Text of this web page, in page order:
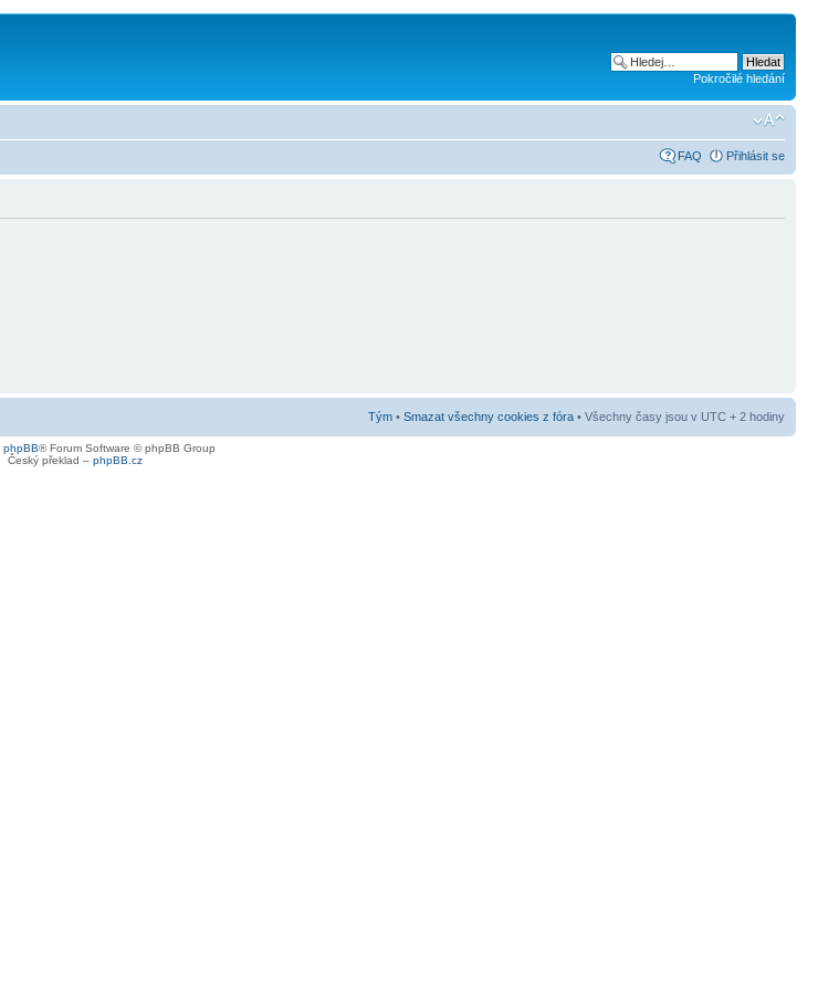
Pokročilé hledání
FAQ Přihlásit se
Tým • Smazat všechny cookies z fóra • Všechny časy jsou v UTC + 2 hodiny
phpBB® Forum Software © phpBB Group
Český překlad – phpBB.cz